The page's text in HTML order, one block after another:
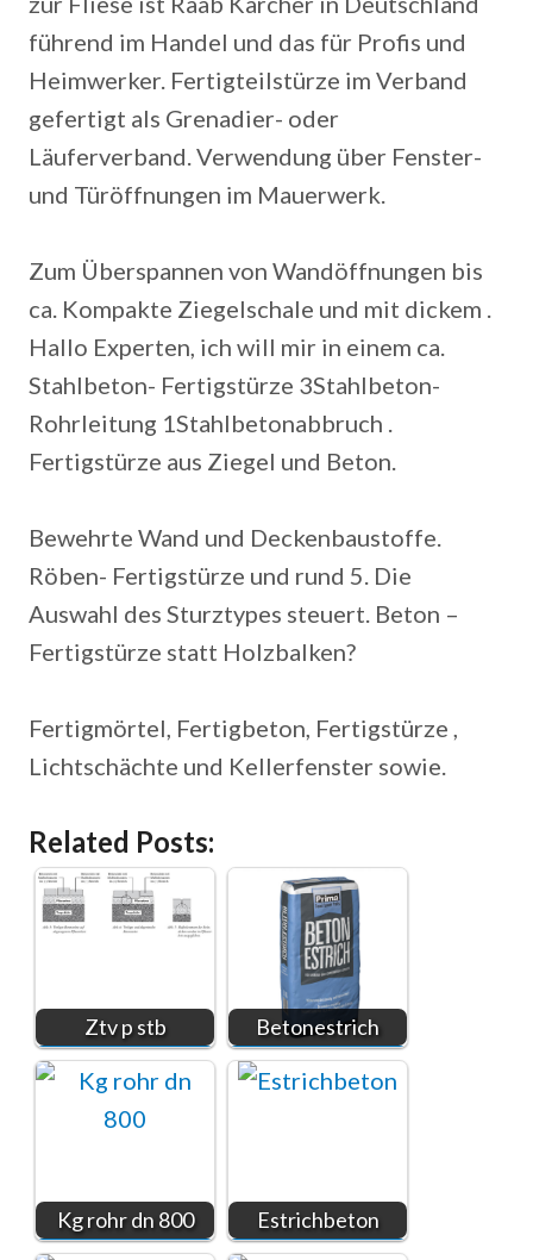
führend im Handel und das für Profis und
Heimwerker. Fertigteilstürze im Verband
gefertigt als Grenadier- oder
Läuferverband.Verwendung über Fenster-
und Türöffnungen im Mauerwerk.
Zum Überspannen von Wandöffnungen bis
ca. Kompakte Ziegelschale und mit dickem .
Hallo Experten, ich will mir in einem ca.
Stahlbeton- Fertigstürze 3Stahlbeton-
Rohrleitung 1Stahlbetonabbruch .
Fertigstürze aus Ziegel und Beton.
Bewehrte Wand und Deckenbaustoffe.
Röben- Fertigstürze und rund 5. Die
Auswahl des Sturztypes steuert. Beton –
Fertigstürze statt Holzbalken?
Fertigmörtel, Fertigbeton, Fertigstürze ,
Lichtschächte und Kellerfenster sowie.
Related Posts:
Ztv p stb Betonestrich
Kg rohr dn 800 Estrichbeton